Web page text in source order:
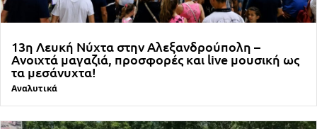
13η Λευκή Νύχτα στην Αλεξανδρούπολη –
Ανοιχτά μαγαζιά, προσφορές και live μουσική ως
τα μεσάνυχτα!
Αναλυτικά